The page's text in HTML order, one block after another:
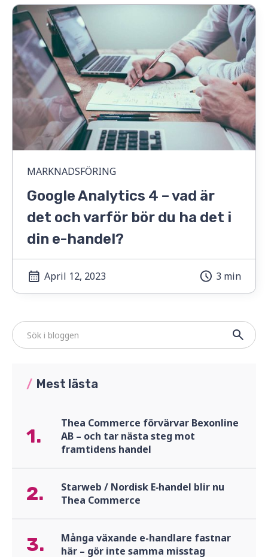
MARKNADSFÖRING
Google Analytics 4 – vad är
det och varför bör du ha det i
din e-handel?
April 12, 2023 3 min
/ Mest lästa
1.
Thea Commerce förvärvar Bexonline
AB – och tar nästa steg mot
framtidens handel
2.
Starweb / Nordisk E‑handel blir nu
Thea Commerce
3.
Många växande e-handlare fastnar
här – gör inte samma misstag